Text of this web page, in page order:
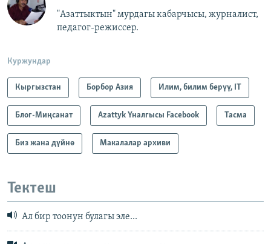
"Азаттыктын" мурдагы кабарчысы, журналист,
педагог-режиссер.
Куржундар
Кыргызстан Борбор Азия Илим, билим берүү, IT
Блог-Миңсанат Azattyk Үналгысы Facebook Тасма
Биз жана дүйнө Макалалар архиви
Тектеш
Ал бир тоонун булагы эле...